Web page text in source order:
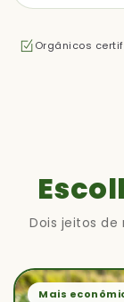
Orgânicos
Dois jeitos
Mais